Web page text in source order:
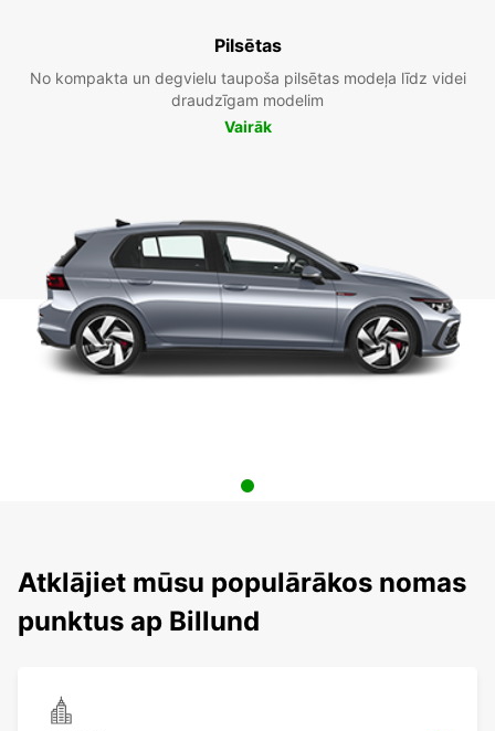
Pilsētas
No kompakta un degvielu taupoša pilsētas modeļa līdz videi
draudzīgam modelim
Vairāk
Atklājiet mūsu populārākos nomas
punktus ap Billund